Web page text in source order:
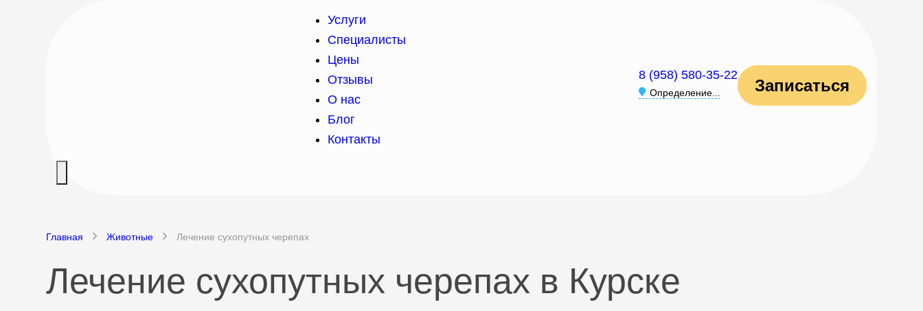
Услуги
Специалисты
Цены
Отзывы
О нас
Блог
Контакты
8 (958) 580-35-22
Определение... Записаться
Главная Животные Лечение сухопутных черепах
Лечение сухопутных черепах в Курске